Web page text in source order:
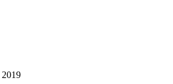
2019